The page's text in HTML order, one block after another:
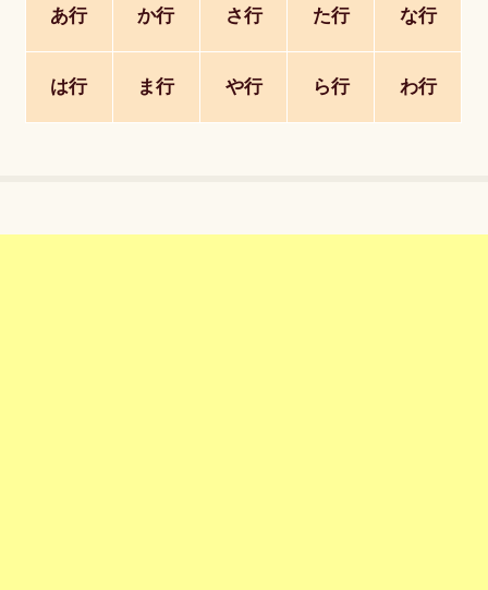
あ行 か行 さ行 た行 な行
は行 ま行 や行 ら行 わ行